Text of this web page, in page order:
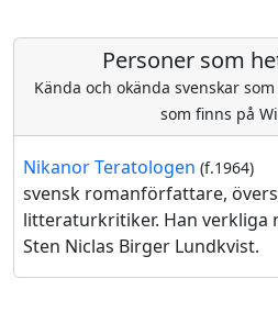
Personer som
Kända och okända svenskar
som finns på
Nikanor Teratologen (f.1964)
svensk romanförfattare,
litteraturkritiker. Han verkliga
Sten Niclas Birger Lundkvist.